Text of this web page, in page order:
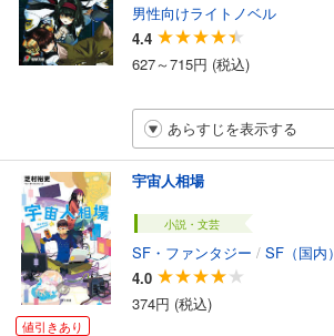
男性向けライトノベル
4.4
627～715円 (税込)
あらすじを表示する
値引きあり
宇宙人相場
小説・文芸
SF・ファンタジー / SF（国内）
4.0
374円 (税込)